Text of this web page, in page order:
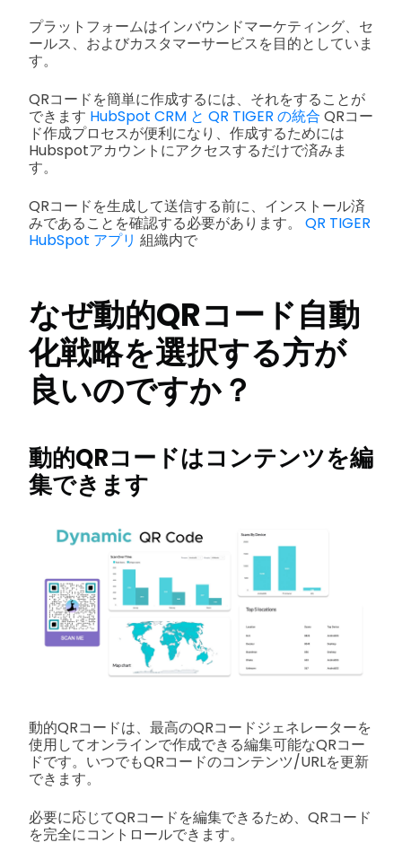
プラットフォームはインバウンドマーケティング、セ
ールス、およびカスタマーサービスを目的としていま
す。
QRコードを簡単に作成するには、それをすることが
できます HubSpot CRM と QR TIGER の統合 QRコー
ド作成プロセスが便利になり、作成するためには
Hubspotアカウントにアクセスするだけで済みま
す。
QRコードを生成して送信する前に、インストール済
みであることを確認する必要があります。 QR TIGER
HubSpot アプリ 組織内で
なぜ動的QRコード自動
化戦略を選択する方が
良いのですか？
動的QRコードはコンテンツを編
集できます
動的QRコードは、最高のQRコードジェネレーターを
使用してオンラインで作成できる編集可能なQRコー
ドです。いつでもQRコードのコンテンツ/URLを更新
できます。
必要に応じてQRコードを編集できるため、QRコード
を完全にコントロールできます。